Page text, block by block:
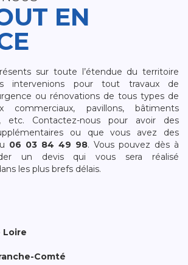
EN
sur toute l’étendue du territoire
intervenions pour tout travaux de
ou rénovations de tous types de
pavillons, bâtiments
etc. Contactez-nous pour avoir des
ou que vous avez des
06 03 84 49 98. Vous pouvez dès à
un devis qui vous sera réalisé
les plus brefs délais.
Loire
Comté